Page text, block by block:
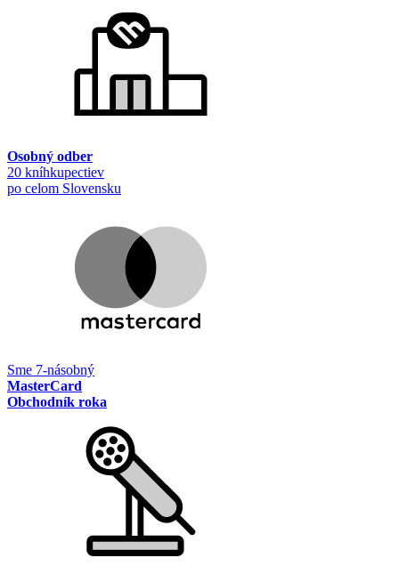
Osobný odber
20 kníhkupectiev
po celom Slovensku
Sme 7-násobný
MasterCard
Obchodník roka